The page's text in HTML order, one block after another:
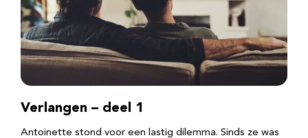
Verlangen – deel 1
Antoinette stond voor een lastig dilemma. Sinds ze was